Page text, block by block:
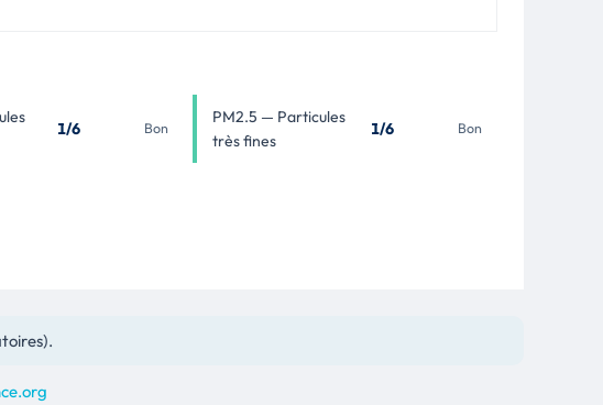
1/6 Bon
PM2.5 — Particules
très fines
1/6 Bon